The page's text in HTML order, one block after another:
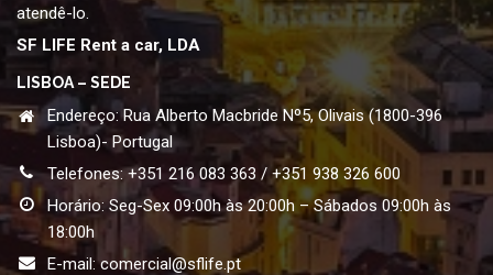
atendê-lo.
SF LIFE Rent a car, LDA
LISBOA – SEDE
Endereço: Rua Alberto Macbride Nº5, Olivais (1800-396
Lisboa)- Portugal
Telefones: +351 216 083 363 / +351 938 326 600
Horário: Seg-Sex 09:00h às 20:00h – Sábados 09:00h às
18:00h
E-mail:comercial@sflife.pt